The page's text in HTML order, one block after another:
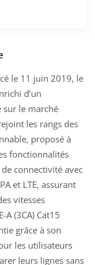
le 11 juin 2019, le
d’un
le marché
les rangs des
proposé à
fonctionnalités
connectivité avec
et LTE, assurant
vitesses
A (3CA) Cat15
grâce à son
les utilisateurs
leurs lignes sans